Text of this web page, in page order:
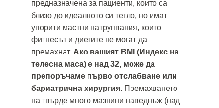
предназначена за пациенти, които са
близо до идеалното си тегло, но имат
упорити мастни натрупвания, които
фитнесът и диетите не могат да
премахнат. Ако вашият BMI (Индекс на
телесна маса) е над 32, може да
препоръчаме първо отслабване или
бариатрична хирургия. Премахването
на твърде много мазнини наведнъж (над